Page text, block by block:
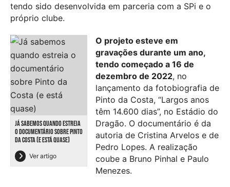
tendo sido desenvolvida em parceria com a SPi e o
próprio clube.
JÁ SABEMOS QUANDO ESTREIA
O DOCUMENTÁRIO SOBRE PINTO
DA COSTA (E ESTÁ QUASE)
Ver artigo
O projeto esteve em
gravações durante um ano,
tendo começado a 16 de
dezembro de 2022, no
lançamento da fotobiografia de
Pinto da Costa, “Largos anos
têm 14.600 dias”, no Estádio do
Dragão. O documentário é da
autoria de Cristina Arvelos e de
Pedro Lopes. A realização
coube a Bruno Pinhal e Paulo
Menezes.